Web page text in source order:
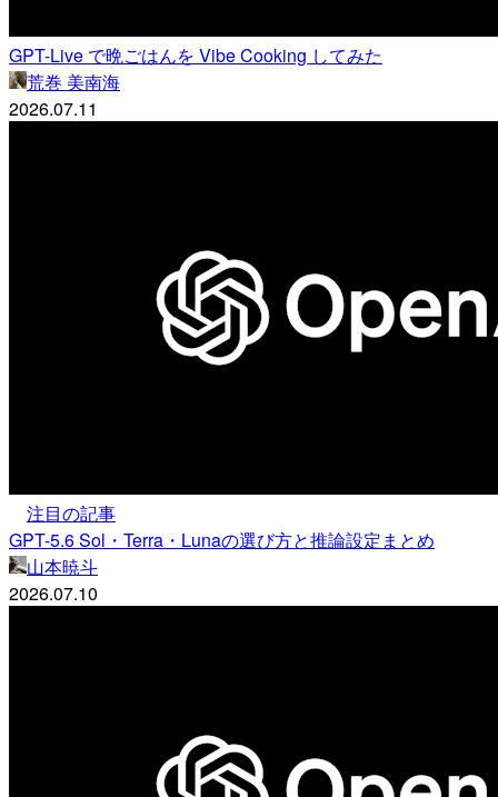
GPT-Live で晩ごはんを Vibe Cooking してみた
荒巻 美南海
2026.07.11
注目の記事
GPT-5.6 Sol・Terra・Lunaの選び方と推論設定まとめ
山本暁斗
2026.07.10